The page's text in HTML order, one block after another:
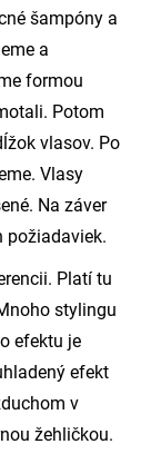
šampóny a
a
formou
Potom
vlasov. Po
Vlasy
Na záver
požiadaviek.
Platí tu
stylingu
efektu je
efekt
v
žehličkou.